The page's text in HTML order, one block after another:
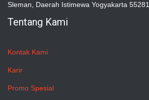
Sleman, Daerah Istimewa Yogyakarta 55281
Tentang Kami
Kontak Kami
Karir
Promo Spesial